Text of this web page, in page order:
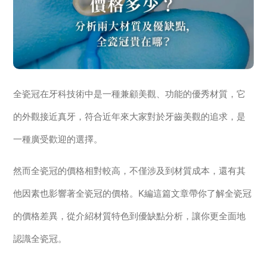
全瓷冠在牙科技術中是一種兼顧美觀、功能的優秀材質，它
的外觀接近真牙，符合近年來大家對於牙齒美觀的追求，是
一種廣受歡迎的選擇。
然而全瓷冠的價格相對較高，不僅涉及到材質成本，還有其
他因素也影響著全瓷冠的價格。K編這篇文章帶你了解全瓷冠
的價格差異，從介紹材質特色到優缺點分析，讓你更全面地
認識全瓷冠。